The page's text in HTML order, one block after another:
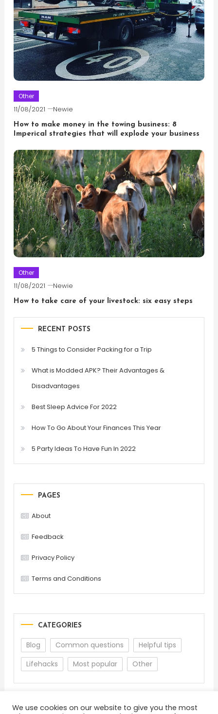
Other
11/08/2021 Newie
How to make money in the towing business: 8
Imperical strategies that will explode your business
Other
11/08/2021 Newie
How to take care of your livestock: six easy steps
RECENT POSTS
5 Things to Consider Packing for a Trip
What is Modded APK? Their Advantages &
Disadvantages
Best Sleep Advice For 2022
How To Go About Your Finances This Year
5 Party Ideas To Have Fun In 2022
PAGES
About
Feedback
Privacy Policy
Terms and Conditions
CATEGORIES
Blog Common questions
Helpful tips
Lifehacks
Most popular Other
We use cookies on our website to give you the most